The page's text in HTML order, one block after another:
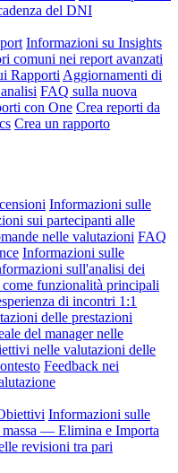
del DNI
Informazioni su Insights
comuni nei report avanzati
Rapporti Aggiornamenti di
FAQ sulla nuova
con One Crea reporti da
Crea un rapporto
Informazioni sulle
sui partecipanti alle
nelle valutazioni FAQ
Informazioni sulle
sull'analisi dei
funzionalità principali
di incontri 1:1
delle prestazioni
del manager nelle
nelle valutazioni delle
Feedback nei
Informazioni sulle
— Elimina e Importa
revisioni tra pari